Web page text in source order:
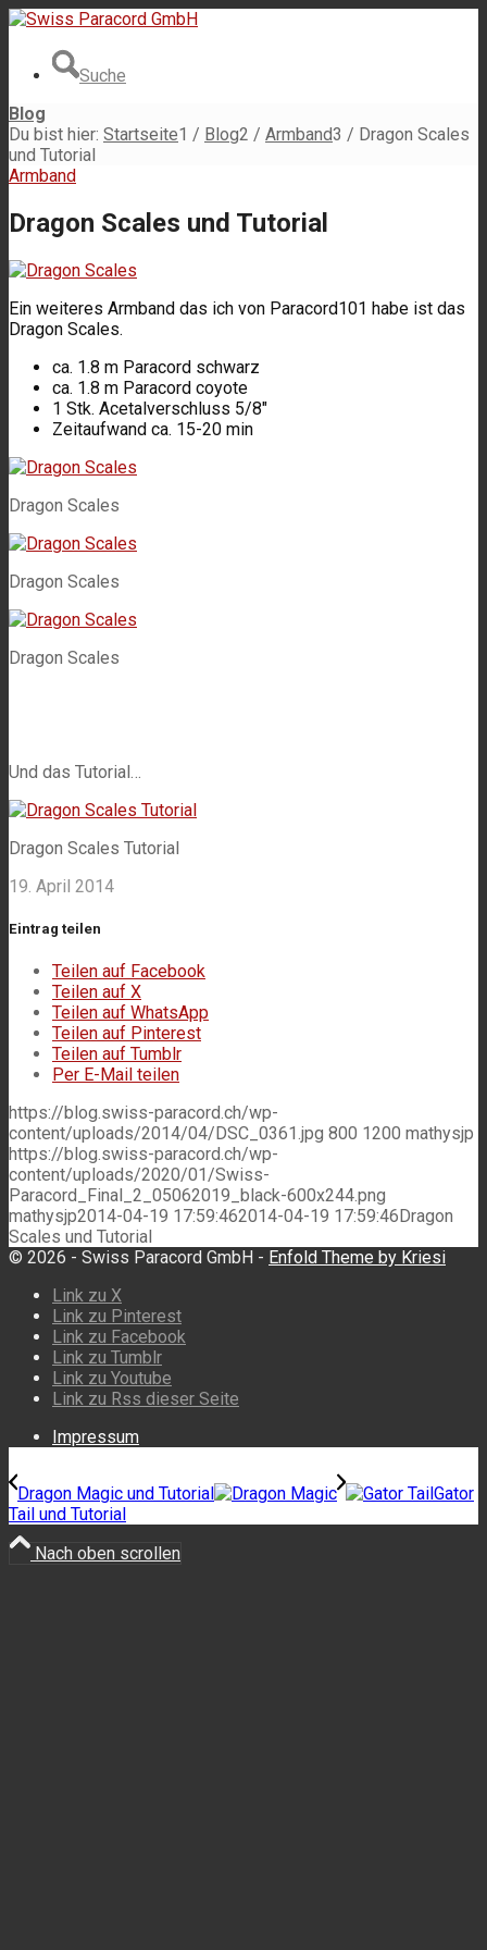
Suche
Blog
Du bist hier: Startseite1 / Blog2 / Armband3 / Dragon Scales
und Tutorial
Armband
Dragon Scales und Tutorial
Ein weiteres Armband das ich von Paracord101 habe ist das
Dragon Scales.
ca. 1.8 m Paracord schwarz
ca. 1.8 m Paracord coyote
1 Stk. Acetalverschluss 5/8″
Zeitaufwand ca. 15-20 min
Dragon Scales
Dragon Scales
Dragon Scales
Und das Tutorial…
Dragon Scales Tutorial
19. April 2014
Eintrag teilen
Teilen auf Facebook
Teilen auf X
Teilen auf WhatsApp
Teilen auf Pinterest
Teilen auf Tumblr
Per E-Mail teilen
https://blog.swiss-paracord.ch/wp-
content/uploads/2014/04/DSC_0361.jpg 800 1200 mathysjp
https://blog.swiss-paracord.ch/wp-
content/uploads/2020/01/Swiss-
Paracord_Final_2_05062019_black-600x244.png
mathysjp2014-04-19 17:59:462014-04-19 17:59:46 Dragon
Scales und Tutorial
© 2026 - Swiss Paracord GmbH - Enfold Theme by Kriesi
Link zu X
Link zu Pinterest
Link zu Facebook
Link zu Tumblr
Link zu Youtube
Link zu Rss dieser Seite
Impressum
Dragon Magic und Tutorial
Gator
Tail und Tutorial
Nach oben scrollen